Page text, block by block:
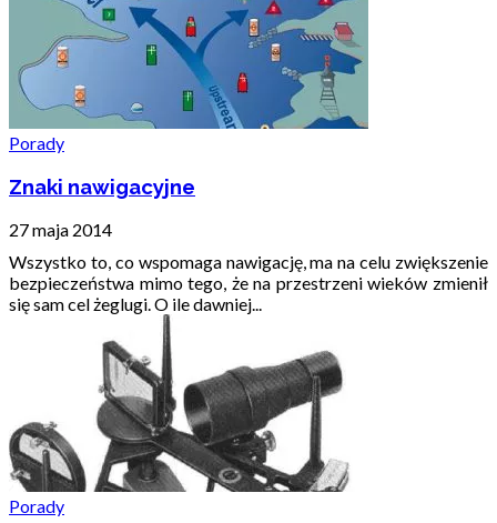
Porady
Znaki nawigacyjne
27 maja 2014
Wszystko to, co wspomaga nawigację, ma na celu zwiększenie
bezpieczeństwa mimo tego, że na przestrzeni wieków zmienił
się sam cel żeglugi. O ile dawniej...
Porady